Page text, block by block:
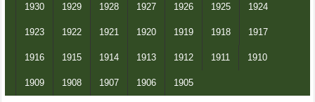
1930 1929 1928 1927 1926 1925 1924
1923 1922 1921 1920 1919 1918 1917
1916 1915 1914 1913 1912 1911 1910
1909 1908 1907 1906 1905